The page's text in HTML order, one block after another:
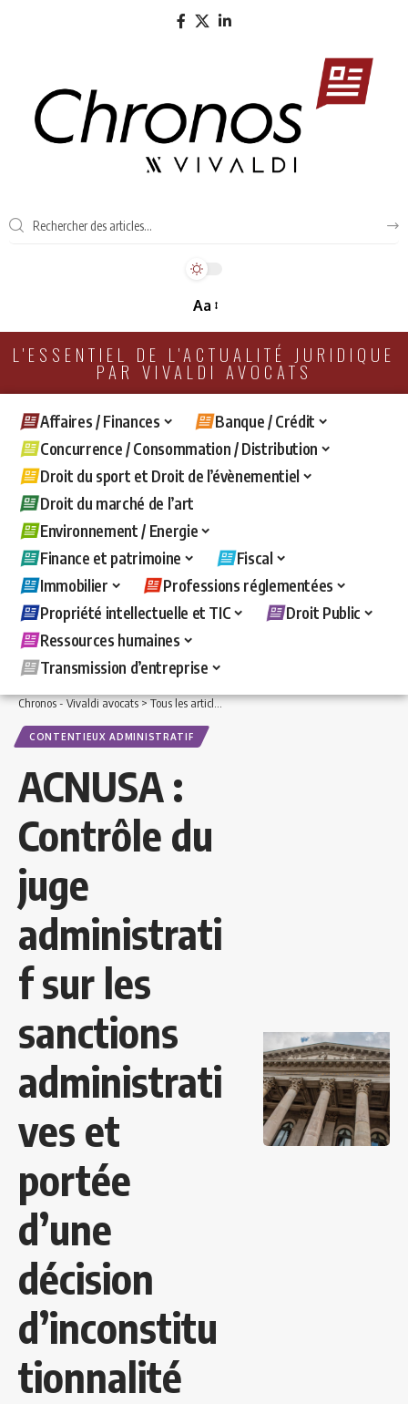
Aa
L'ESSENTIEL DE L'ACTUALITÉ JURIDIQUE
PAR VIVALDI AVOCATS
Affaires / Finances
Banque / Crédit
Concurrence / Consommation / Distribution
Droit du sport et Droit de l’évènementiel
Droit du marché de l’art
Environnement / Energie
Finance et patrimoine
Fiscal
Immobilier
Professions réglementées
Propriété intellectuelle et TIC
Droit Public
Ressources humaines
Transmission d’entreprise
Chronos - Vivaldi avocats>Tous les articles >Droit Public>Contentieux
CONTENTIEUX ADMINISTRATIF
ACNUSA :
Contrôle du
juge
administrati
f sur les
sanctions
administrati
ves et
portée
d’une
décision
d’inconstitu
tionnalité